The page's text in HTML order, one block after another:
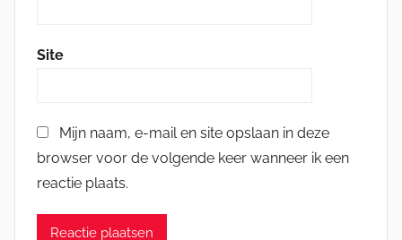
Site
Mijn naam, e-mail en site opslaan in deze
browser voor de volgende keer wanneer ik een
reactie plaats.